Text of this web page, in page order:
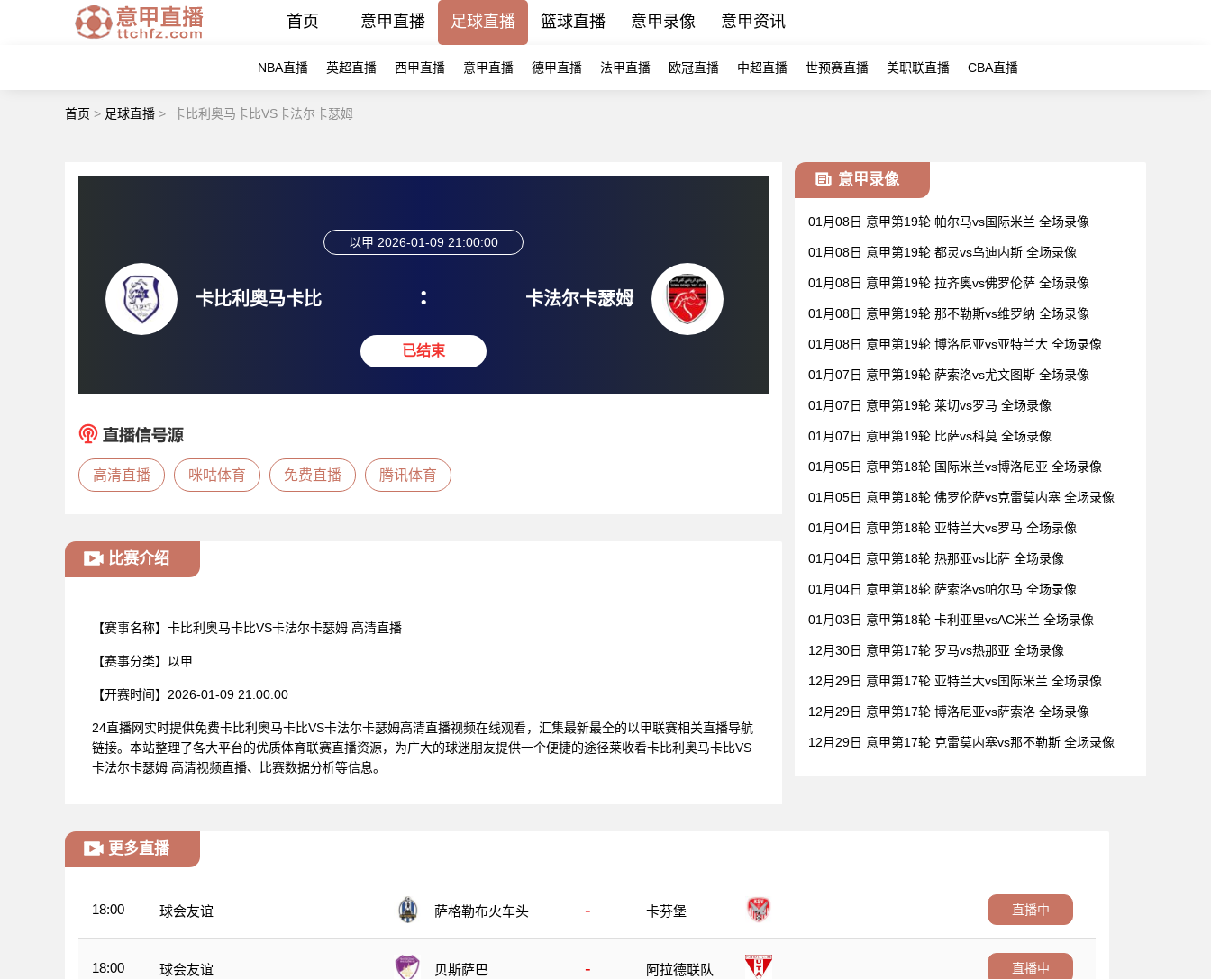
首页 意甲直播 足球直播 篮球直播 意甲录像 意甲资讯
NBA直播 英超直播 西甲直播 意甲直播 德甲直播 法甲直播 欧冠直播 中超直播 世预赛直播 美职联直播 CBA直播
首页 > 足球直播 > 卡比利奥马卡比VS卡法尔卡瑟姆
卡比利奥马卡比
以甲 2026-01-09 21:00:00
:
已结束
卡法尔卡瑟姆
高清直播 咪咕体育 免费直播 腾讯体育
比赛介绍
【赛事名称】 卡比利奥马卡比VS卡法尔卡瑟姆 高清直播
【赛事分类】 以甲
【开赛时间】 2026-01-09 21:00:00
24直播网实时提供免费卡比利奥马卡比VS卡法尔卡瑟姆高清直播视频在线观看，汇集最新最全的以甲联赛相关直播导航
链接。本站整理了各大平台的优质体育联赛直播资源，为广大的球迷朋友提供一个便捷的途径莱收看卡比利奥马卡比VS
卡法尔卡瑟姆 高清视频直播、比赛数据分析等信息。
意甲录像
01月08日 意甲第19轮 帕尔马vs国际米兰 全场录像
01月08日 意甲第19轮 都灵vs乌迪内斯 全场录像
01月08日 意甲第19轮 拉齐奥vs佛罗伦萨 全场录像
01月08日 意甲第19轮 那不勒斯vs维罗纳 全场录像
01月08日 意甲第19轮 博洛尼亚vs亚特兰大 全场录像
01月07日 意甲第19轮 萨索洛vs尤文图斯 全场录像
01月07日 意甲第19轮 莱切vs罗马 全场录像
01月07日 意甲第19轮 比萨vs科莫 全场录像
01月05日 意甲第18轮 国际米兰vs博洛尼亚 全场录像
01月05日 意甲第18轮 佛罗伦萨vs克雷莫内塞 全场录像
01月04日 意甲第18轮 亚特兰大vs罗马 全场录像
01月04日 意甲第18轮 热那亚vs比萨 全场录像
01月04日 意甲第18轮 萨索洛vs帕尔马 全场录像
01月03日 意甲第18轮 卡利亚里vsAC米兰 全场录像
12月30日 意甲第17轮 罗马vs热那亚 全场录像
12月29日 意甲第17轮 亚特兰大vs国际米兰 全场录像
12月29日 意甲第17轮 博洛尼亚vs萨索洛 全场录像
12月29日 意甲第17轮 克雷莫内塞vs那不勒斯 全场录像
更多直播
18:00 球会友谊 萨格勒布火车头 - 卡芬堡 直播中
18:00 球会友谊 贝斯萨巴 - 阿拉德联队 直播中